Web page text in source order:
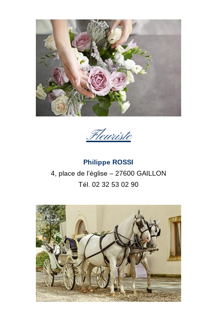
Fleuriste
Philippe ROSSI
4, place de l’église – 27600 GAILLON
Tél. 02 32 53 02 90